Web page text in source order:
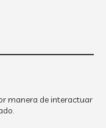
manera de interactuar